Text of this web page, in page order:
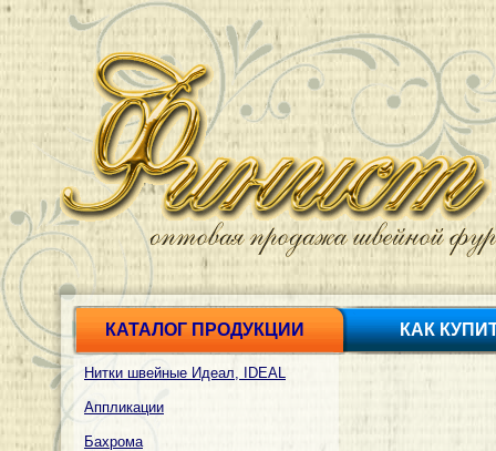
КАТАЛОГ ПРОДУКЦИИ КАК
Нитки швейные Идеал, IDEAL
Аппликации
Бахрома